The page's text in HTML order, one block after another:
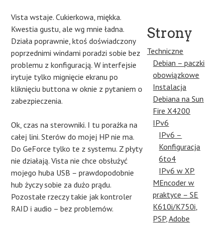
Vista wstaje. Cukierkowa, miękka.
Kwestia gustu, ale wg mnie ładna.
Działa poprawnie, ktoś doświadczony
poprzednimi windami poradzi sobie bez
problemu z konfiguracją. W interfejsie
irytuje tylko mignięcie ekranu po
kliknięciu buttona w oknie z pytaniem o
zabezpieczenia.
Ok, czas na sterowniki. I tu porażka na
całej lini. Sterów do mojej HP nie ma.
Do GeForce tylko te z systemu. Z płyty
nie działają. Vista nie chce obsłużyć
mojego huba USB – prawdopodobnie
hub życzy sobie za dużo prądu.
Pozostałe rzeczy takie jak kontroler
RAID i audio – bez problemów.
Strony
Techniczne
Debian – paczki
obowiązkowe
Instalacja
Debiana na Sun
Fire X4200
IPv6
IPv6 –
Konfiguracja
6to4
IPv6 w XP
MEncoder w
praktyce – SE
K610i/K750i,
PSP, Adobe